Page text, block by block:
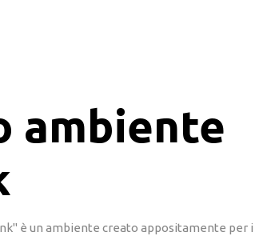
ambiente
è un ambiente creato appositamente per i